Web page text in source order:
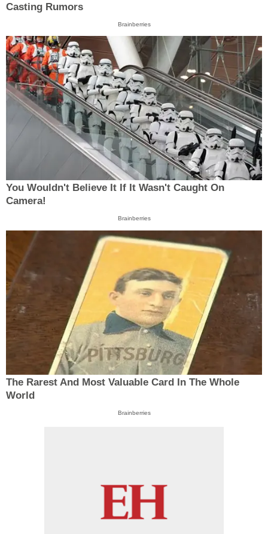
Casting Rumors
Brainberries
You Wouldn't Believe It If It Wasn't Caught On
Camera!
Brainberries
The Rarest And Most Valuable Card In The Whole
World
Brainberries